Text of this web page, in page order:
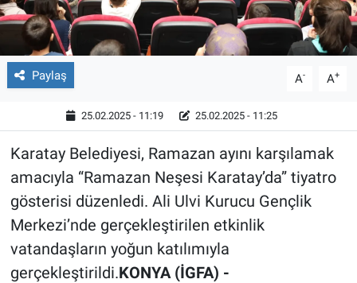
Paylaş A- A+
25.02.2025 - 11:19 25.02.2025 - 11:25
Karatay Belediyesi, Ramazan ayını karşılamak
amacıyla “Ramazan Neşesi Karatay’da” tiyatro
gösterisi düzenledi. Ali Ulvi Kurucu Gençlik
Merkezi’nde gerçekleştirilen etkinlik
vatandaşların yoğun katılımıyla
gerçekleştirildi.KONYA (İGFA) -